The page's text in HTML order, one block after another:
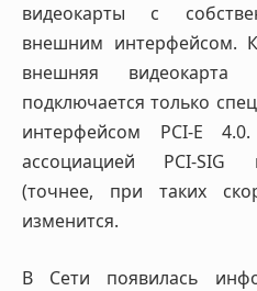
видеокарты с
внешним интерфейсом.
внешняя видеокарта
подключается только
интерфейсом PCI-E
ассоциацией PCI-SIG
(точнее, при таких
изменится.
В Сети появилась